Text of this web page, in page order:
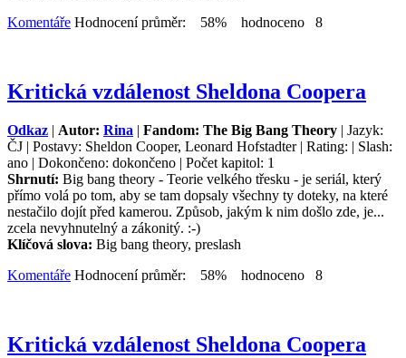
Komentáře Hodnocení průměr: 58% hodnoceno 8
Kritická vzdálenost Sheldona Coopera
Odkaz | Autor: Rina | Fandom: The Big Bang Theory | Jazyk:
ČJ | Postavy: Sheldon Cooper, Leonard Hofstadter | Rating: | Slash:
ano | Dokončeno: dokončeno | Počet kapitol: 1
Shrnutí: Big bang theory - Teorie velkého třesku - je seriál, který
přímo volá po tom, aby se tam dopsaly všechny ty doteky, na které
nestačilo dojít před kamerou. Způsob, jakým k nim došlo zde, je...
zcela nevyhnutelný a zákonitý. :-)
Klíčová slova: Big bang theory, preslash
Komentáře Hodnocení průměr: 58% hodnoceno 8
Kritická vzdálenost Sheldona Coopera